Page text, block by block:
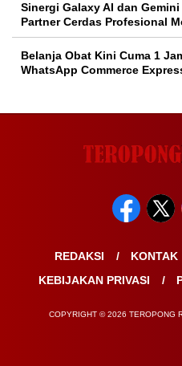
Sinergi Galaxy AI dan
Partner Cerdas Profesional
Belanja Obat Kini Cuma 1
WhatsApp Commerce
REDAKSI KONTAK
KEBIJAKAN PRIVASI
COPYRIGHT © 2026 TEROPONG